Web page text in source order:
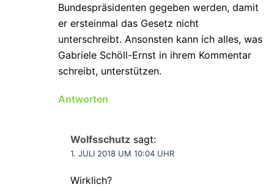
Bundespräsidenten gegeben werden, damit
er ersteinmal das Gesetz nicht
unterschreibt. Ansonsten kann ich alles, was
Gabriele Schöll-Ernst in ihrem Kommentar
schreibt, unterstützen.
Antworten
Wolfsschutz sagt:
1. JULI 2018 UM 10:04 UHR
Wirklich?